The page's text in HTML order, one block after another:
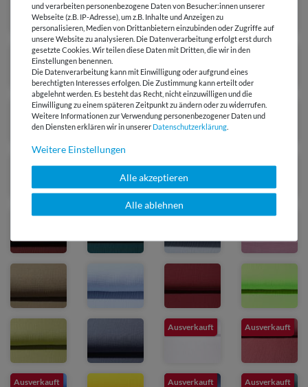
Ausverkauft Ausverkauft
Ausverkauft Ausverkauft Ausverkauft
und verarbeiten personenbezogene Daten von Besucher:innen unserer
Webseite (z.B. IP-Adresse), um z.B. Inhalte und Anzeigen zu
personalisieren, Medien von Drittanbietern einzubinden oder Zugriffe auf
unsere Website zu analysieren. Die Datenverarbeitung erfolgt erst durch
gesetzte Cookies. Wir teilen diese Daten mit Dritten, die wir in den
Einstellungen benennen.
Die Datenverarbeitung kann mit Einwilligung oder aufgrund eines
berechtigten Interesses erfolgen. Die Zustimmung kann erteilt oder
abgelehnt werden. Es besteht das Recht, nicht einzuwilligen und die
Einwilligung zu einem späteren Zeitpunkt zu ändern oder zu widerrufen.
Weitere Informationen zur Verwendung personenbezogener Daten und
den Diensten erklären wir in unserer Daten­schutz­erklärung
Weitere Einstellungen
Alle akzeptieren
Alle ablehnen